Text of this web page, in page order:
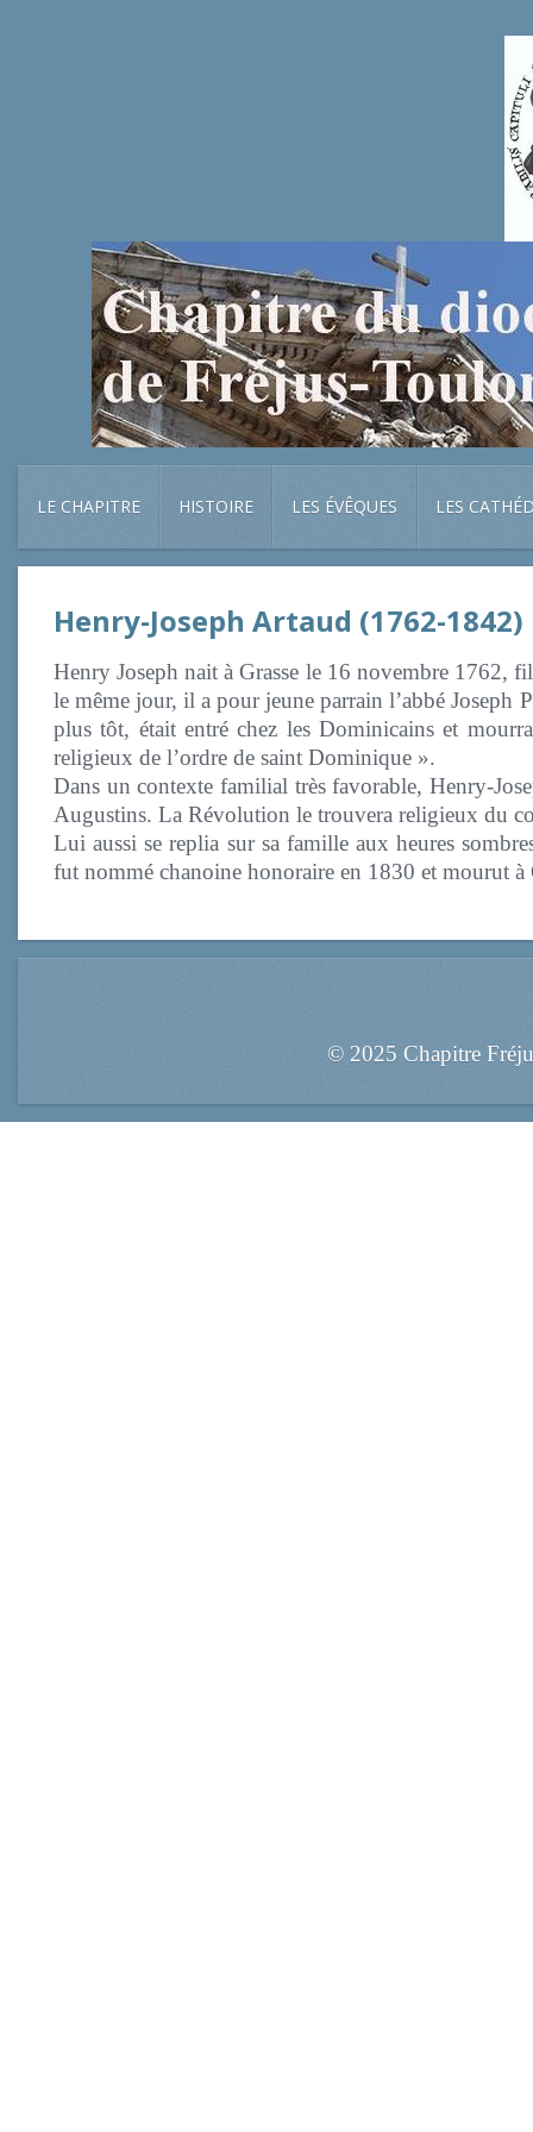
LE CHAPITRE HISTOIRE LES ÉVÊQUES LES
Henry-Joseph Artaud (1762-1842)
Henry Joseph nait à Grasse le 16 novembre 1762,
le même jour, il a pour jeune parrain l’abbé Joseph
plus tôt, était entré chez les Dominicains et
religieux de l’ordre de saint Dominique ».
Dans un contexte familial très favorable, Henry-
Augustins. La Révolution le trouvera religieux du
Lui aussi se replia sur sa famille aux heures
fut nommé chanoine honoraire en 1830 et mourut à
© 2025 Chapitre